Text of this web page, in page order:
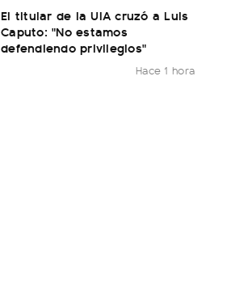
El titular de la UIA cruzó a Luis
Caputo: "No estamos
defendiendo privilegios"
Hace 1 hora